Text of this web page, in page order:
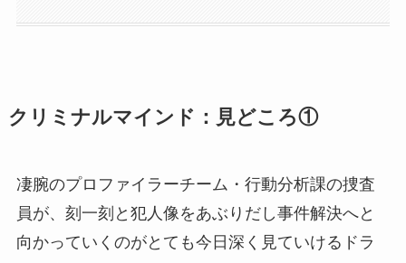
クリミナルマインド ：見どころ①
凄腕のプロファイラーチーム・行動分析課の捜査
員が、刻一刻と犯人像をあぶりだし事件解決へと
向かっていくのがとても今日深く見ていけるドラ